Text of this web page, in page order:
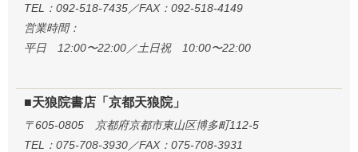
TEL：092-518-7435／FAX：092-518-4149
営業時間：
平日 12:00〜22:00／土日祝 10:00〜22:00
■天狼院書店「京都天狼院」
〒605-0805 京都府京都市東山区博多町112-5
TEL：075-708-3930／FAX：075-708-3931